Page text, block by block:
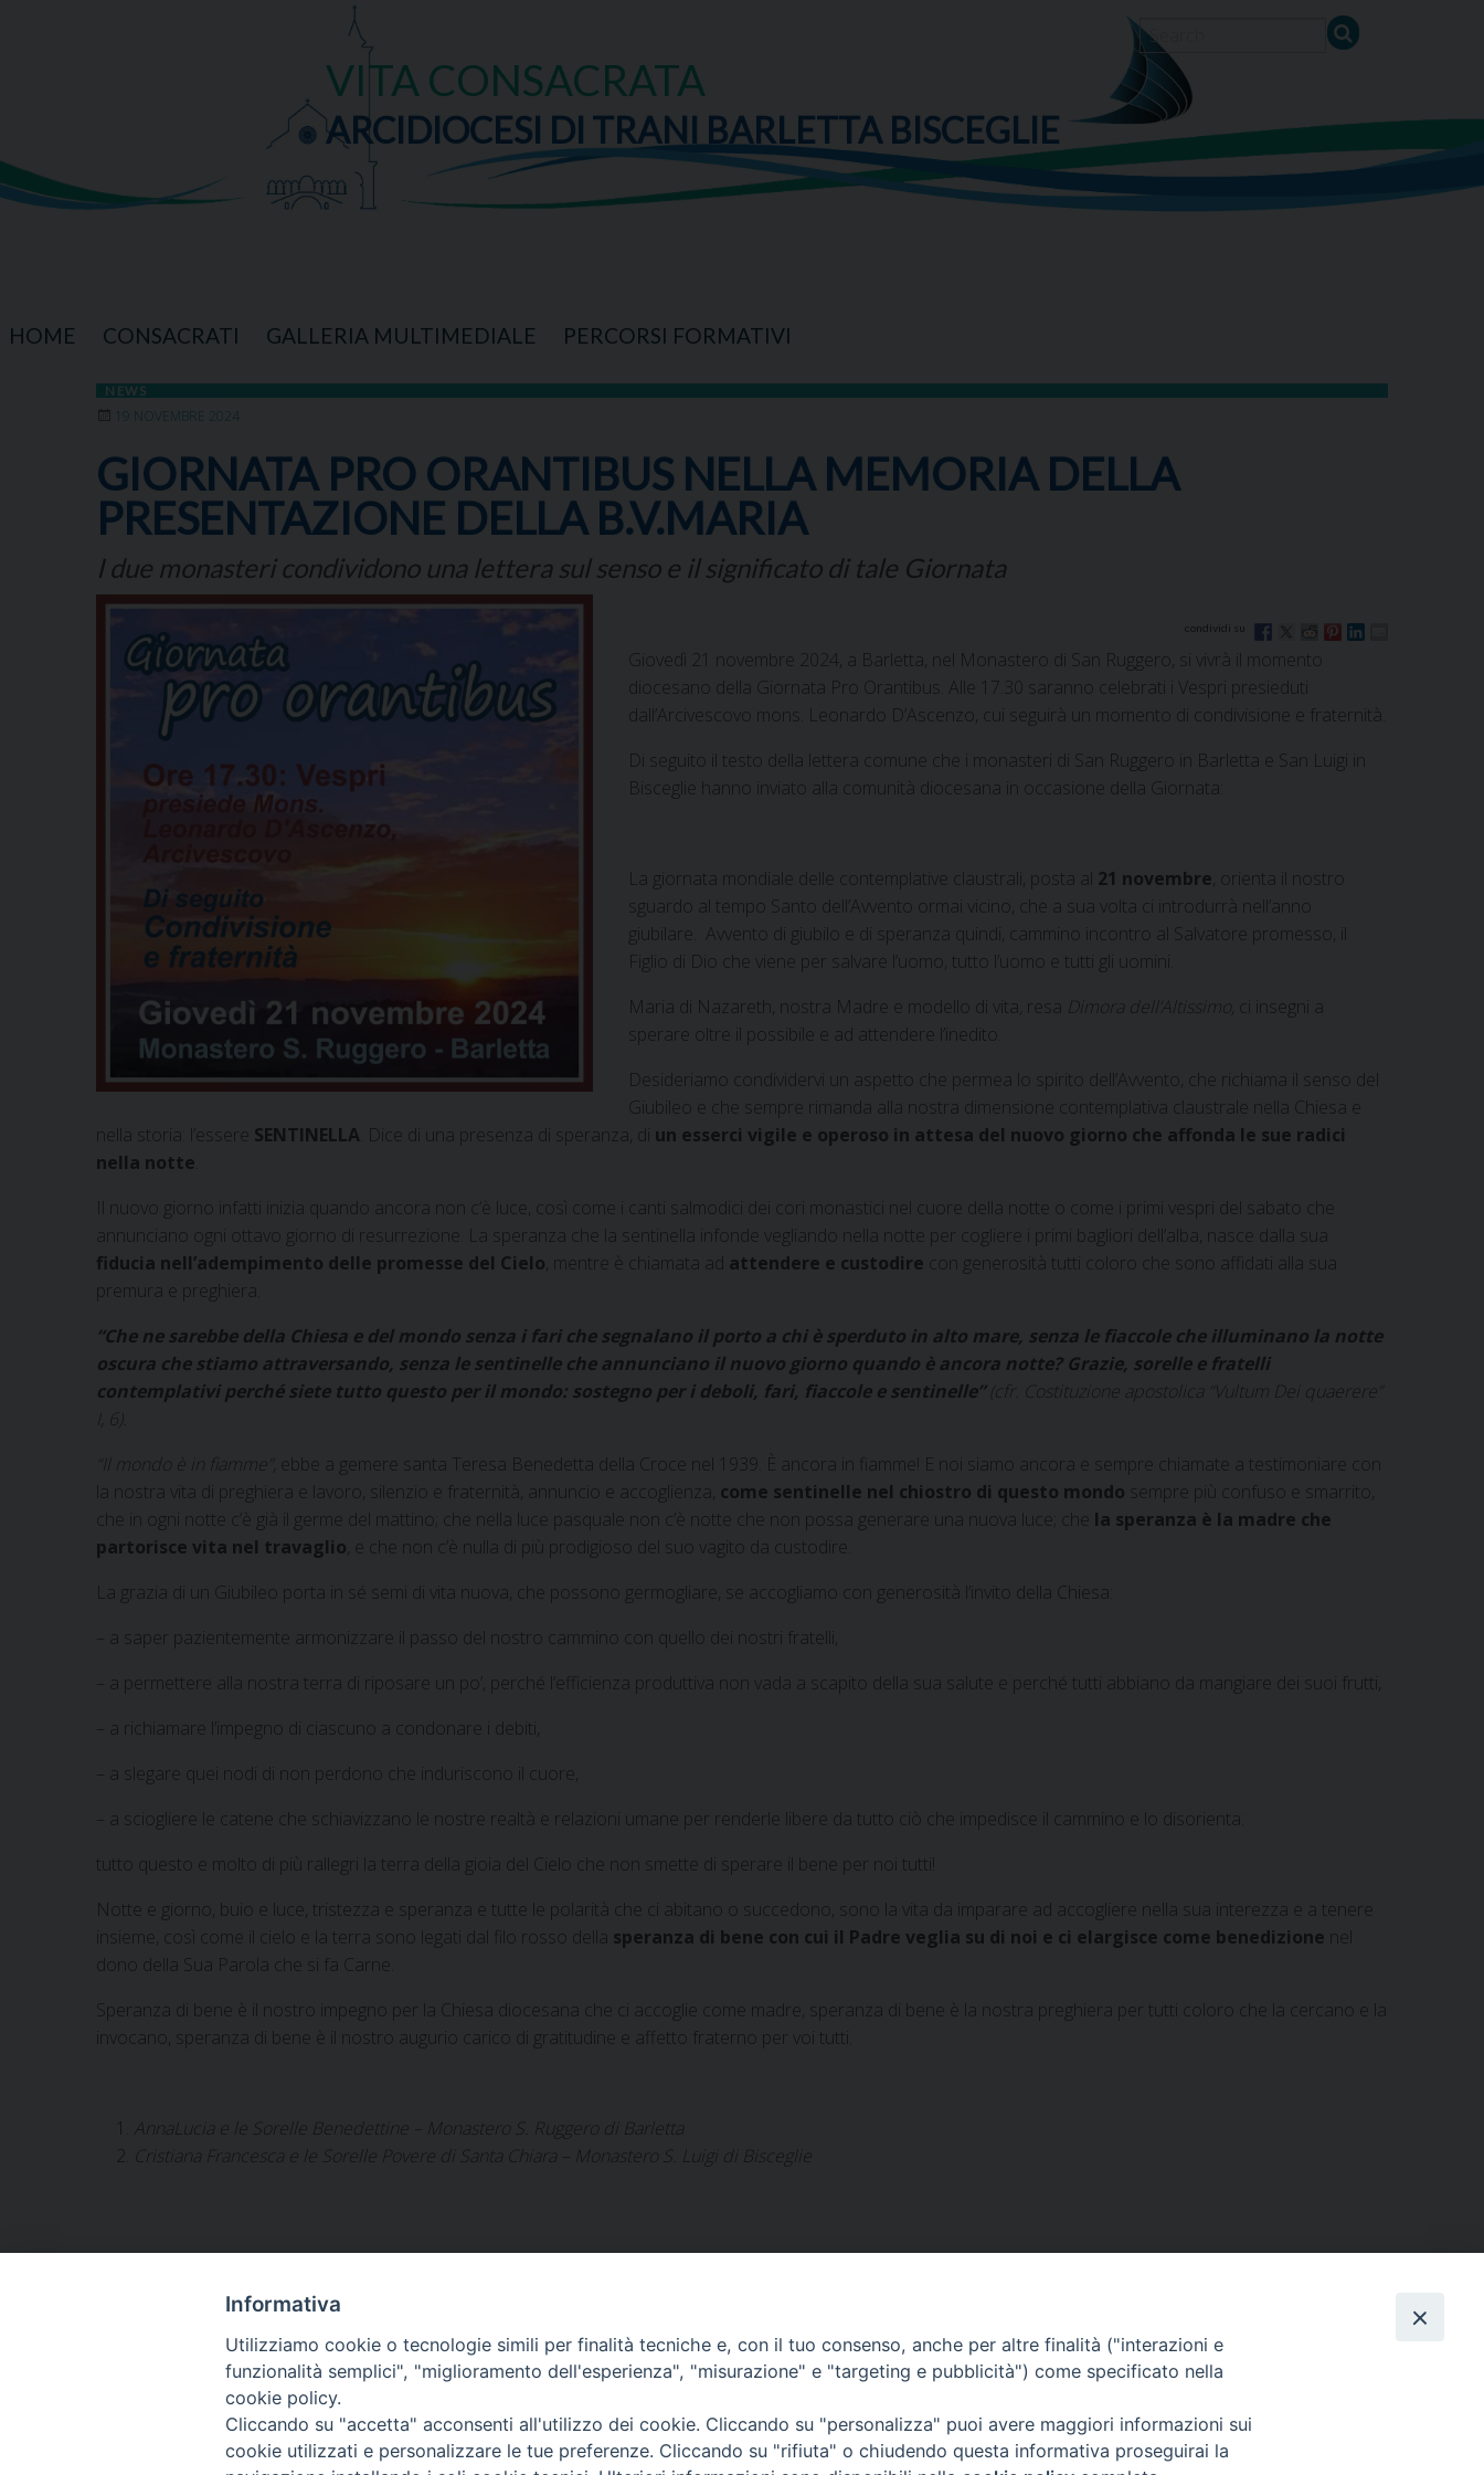
VITA CONSACRATA
ARCIDIOCESI DI TRANI BARLETTA BISCEGLIE
HOME CONSACRATI GALLERIA MULTIMEDIALE PERCORSI FORMATIVI
NEWS
19 NOVEMBRE 2024
GIORNATA PRO ORANTIBUS NELLA MEMORIA DELLA
PRESENTAZIONE DELLA B.V.MARIA
I due monasteri condividono una lettera sul senso e il significato di tale Giornata
Giovedì 21 novembre 2024, a Barletta, nel Monastero di San Ruggero, si vivrà il momento
diocesano della Giornata Pro Orantibus. Alle 17.30 saranno celebrati i Vespri presieduti
dall’Arcivescovo mons. Leonardo D’Ascenzo, cui seguirà un momento di condivisione e fraternità.
Di seguito il testo della lettera comune che i monasteri di San Ruggero in Barletta e San Luigi in
Bisceglie hanno inviato alla comunità diocesana in occasione della Giornata:
La giornata mondiale delle contemplative claustrali, posta al 21 novembre , orienta il nostro
sguardo al tempo Santo dell’Avvento ormai vicino, che a sua volta ci introdurrà nell’anno
giubilare. Avvento di giubilo e di speranza quindi, cammino incontro al Salvatore promesso, il
Figlio di Dio che viene per salvare l’uomo, tutto l’uomo e tutti gli uomini.
Maria di Nazareth, nostra Madre e modello di vita resa Dimora dell’Altissimo,
ci insegni a
sperare oltre il possibile e ad attendere l’inedito.
Desideriamo condividervi un aspetto che permea lo spirito dell’Avvento, che richiama il senso del
Giubileo e che sempre rimanda alla nostra dimensione contemplativa claustrale nella Chiesa e
nella storia: l’essere SENTINELLA . Dice di una presenza di speranza, di un esserci vigile e operoso in attesa del nuovo giorno che affonda le sue radici
nella notte
Il nuovo giorno infatti inizia quando ancora non c’è luce, così come i canti salmodici dei cori monastici nel cuore della notte o come i primi vespri del sabato che
annunciano ogni ottavo giorno di resurrezione. La speranza che la sentinella infonde vegliando nella notte per cogliere i primi bagliori dell’alba, nasce dalla sua
fiducia nell’adempimento delle promesse del Cielo , mentre è chiamata ad attendere e custodire con generosità tutti coloro che sono affidati alla sua
premura e preghiera.
“Che ne sarebbe della Chiesa e del mondo senza i fari che segnalano il porto a chi è sperduto in alto mare, senza le fiaccole che illuminano la notte
oscura che stiamo attraversando, senza le sentinelle che annunciano il nuovo giorno quando è ancora notte? Grazie, sorelle e fratelli
contemplativi perché siete tutto questo per il mondo: sostegno per i deboli, fari, fiaccole e sentinelle”(cfr. Costituzione apostolica “Vultum Dei quaerere”
“Il mondo è in fiamme”,
ebbe a gemere santa Teresa Benedetta della Croce nel 1939. È ancora in fiamme! E noi siamo ancora e sempre chiamate a testimoniare con
la nostra vita di preghiera e lavoro, silenzio e fraternità, annuncio e accoglienza, come sentinelle nel chiostro di questo mondo sempre più confuso e smarrito,
che in ogni notte c’è già il germe del mattino; che nella luce pasquale non c’è notte che non possa generare una nuova luce; che la speranza è la madre che
partorisce vita nel travaglio , e che non c’è nulla di più prodigioso del suo vagito da custodire.
La grazia di un Giubileo porta in sé semi di vita nuova, che possono germogliare, se accogliamo con generosità l’invito della Chiesa:
– a saper pazientemente armonizzare il passo del nostro cammino con quello dei nostri fratelli,
– a permettere alla nostra terra di riposare un po’, perché l’efficienza produttiva non vada a scapito della sua salute e perché tutti abbiano da mangiare dei suoi frutti,
– a richiamare l’impegno di ciascuno a condonare i debiti,
– a slegare quei nodi di non perdono che induriscono il cuore,
– a sciogliere le catene che schiavizzano le nostre realtà e relazioni umane per renderle libere da tutto ciò che impedisce il cammino e lo disorienta:
tutto questo e molto di più rallegri la terra della gioia del Cielo che non smette di sperare il bene per noi tutti!
Notte e giorno, buio e luce, tristezza e speranza e tutte le polarità che ci abitano o succedono, sono la vita da imparare ad accogliere nella sua interezza e a tenere
insieme, così come il cielo e la terra sono legati dal filo rosso della speranza di bene con cui il Padre veglia su di noi e ci elargisce come benedizione nel
dono della Sua Parola che si fa Carne.
Speranza di bene è il nostro impegno per la Chiesa diocesana che ci accoglie come madre, speranza di bene è la nostra preghiera per tutti coloro che la cercano e la
invocano, speranza di bene è il nostro augurio carico di gratitudine e affetto fraterno per voi tutti.
AnnaLucia e le Sorelle Benedettine – Monastero S. Ruggero di Barletta
Cristiana Francesca e le Sorelle Povere di Santa Chiara – Monastero S. Luigi di Bisceglie
BARLETTA
Corato, Margherita di Savoia,
San Ferdinando di Puglia, Trinitapoli
Sede arcivescovile suffraganea
di Bari-Bitonto
Regione ecclesiastica Puglia
Via Beltrani, 9
Centralino Tel. 0883 494211
Cancelleria Tel. 0883 494204
Informativa
Utilizziamo cookie o tecnologie simili per finalità tecniche e, con il tuo consenso, anche per altre finalità ("interazioni e
funzionalità semplici", "miglioramento dell'esperienza", "misurazione" e "targeting e pubblicità") come specificato nella
cookie policy.
Cliccando su "accetta" acconsenti all'utilizzo dei cookie. Cliccando su "personalizza" puoi avere maggiori informazioni sui
cookie utilizzati e personalizzare le tue preferenze. Cliccando su "rifiuta" o chiudendo questa informativa proseguirai la